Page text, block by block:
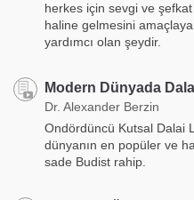
herkes için sevgi ve
haline gelmesini
yardımcı olan şeydir.
Modern Dünyada
Dr. Alexander Berzin
Ondördüncü Kutsal Dalai
dünyanın en popüler ve
sade Budist rahip.